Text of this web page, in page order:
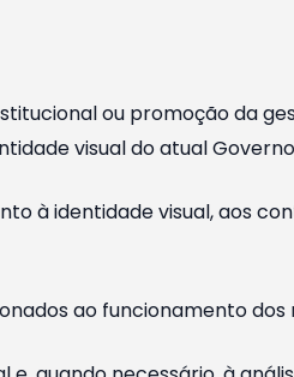
ou promoção da
visual do atual
à identidade visual, aos
ao funcionamento dos